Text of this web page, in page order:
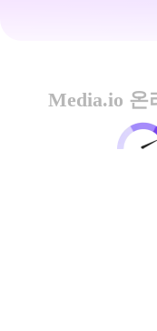
Media.io 온